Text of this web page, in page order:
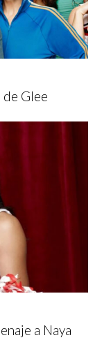
Glee
a Naya